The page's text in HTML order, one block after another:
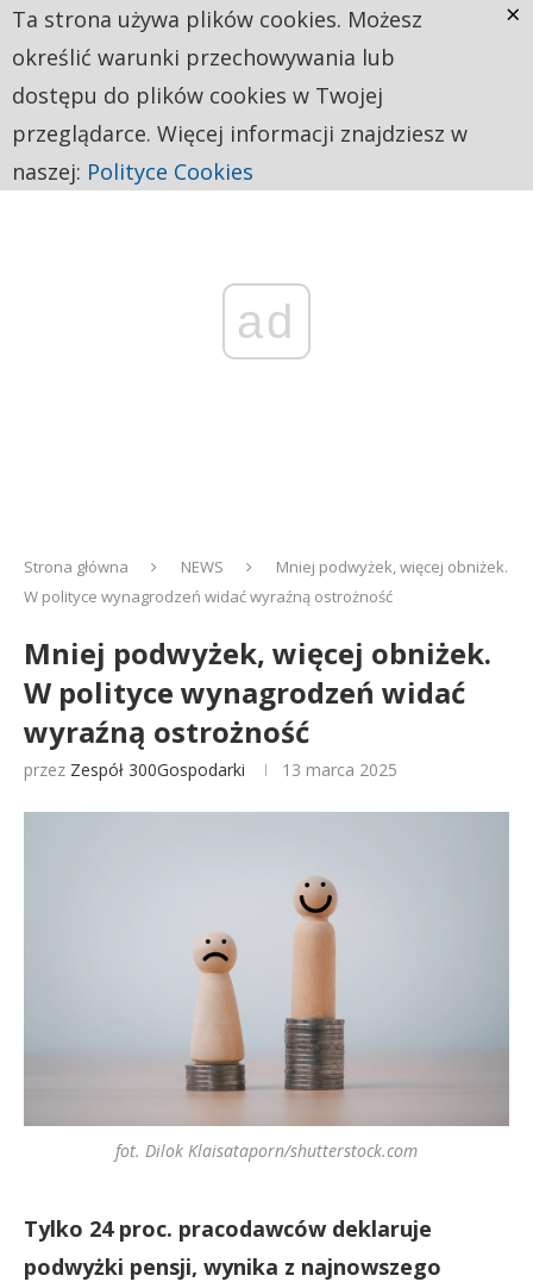
ad
Strona główna NEWS
Mniej podwyżek, więcej obniżek.
W polityce wynagrodzeń widać wyraźną ostrożność
Mniej podwyżek, więcej obniżek.
W polityce wynagrodzeń widać
wyraźną ostrożność
przez Zespół 300Gospodarki 13 marca 2025
fot. Dilok Klaisataporn/shutterstock.com
Tylko 24 proc. pracodawców deklaruje
podwyżki pensji, wynika z najnowszego
Ta strona używa plików cookies. Możesz
określić warunki przechowywania lub
dostępu do plików cookies w Twojej
przeglądarce. Więcej informacji znajdziesz w
naszej: Polityce Cookies
×